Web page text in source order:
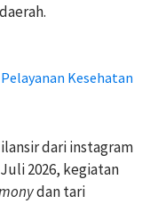
Kesehatan
dari instagram
2026, kegiatan
dan tari